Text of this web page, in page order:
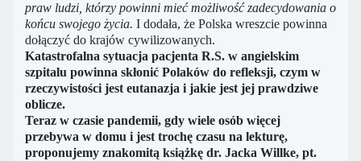
praw ludzi, którzy powinni mieć możliwość zadecydowania o
końcu swojego życia. I dodała, że Polska wreszcie powinna
dołączyć do krajów cywilizowanych.
Katastrofalna sytuacja pacjenta R.S. w angielskim
szpitalu powinna skłonić Polaków do refleksji, czym w
rzeczywistości jest eutanazja i jakie jest jej prawdziwe
oblicze.
Teraz w czasie pandemii, gdy wiele osób więcej
przebywa w domu i jest trochę czasu na lekturę,
proponujemy znakomitą książkę dr. Jacka Willke, pt.